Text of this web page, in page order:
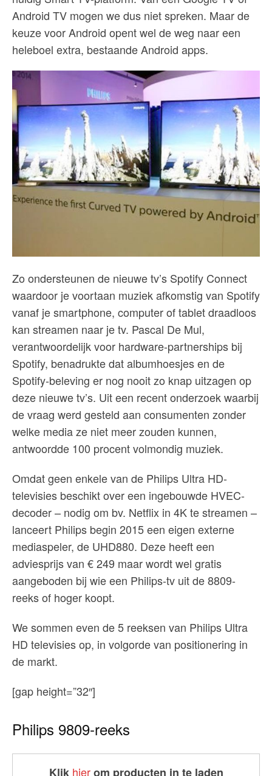
Android TV mogen we dus niet spreken. Maar de
keuze voor Android opent wel de weg naar een
heleboel extra, bestaande Android apps.
Zo ondersteunen de nieuwe tv’s Spotify Connect
waardoor je voortaan muziek afkomstig van Spotify
vanaf je smartphone, computer of tablet draadloos
kan streamen naar je tv. Pascal De Mul,
verantwoordelijk voor hardware-partnerships bij
Spotify, benadrukte dat albumhoesjes en de
Spotify-beleving er nog nooit zo knap uitzagen op
deze nieuwe tv’s. Uit een recent onderzoek waarbij
de vraag werd gesteld aan consumenten zonder
welke media ze niet meer zouden kunnen,
antwoordde 100 procent volmondig muziek.
Omdat geen enkele van de Philips Ultra HD-
televisies beschikt over een ingebouwde HVEC-
decoder – nodig om bv. Netflix in 4K te streamen –
lanceert Philips begin 2015 een eigen externe
mediaspeler, de UHD880. Deze heeft een
adviesprijs van € 249 maar wordt wel gratis
aangeboden bij wie een Philips-tv uit de 8809-
reeks of hoger koopt.
We sommen even de 5 reeksen van Philips Ultra
HD televisies op, in volgorde van positionering in
de markt.
[gap height=”32″]
Philips 9809-reeks
Klik hierom producten in te laden